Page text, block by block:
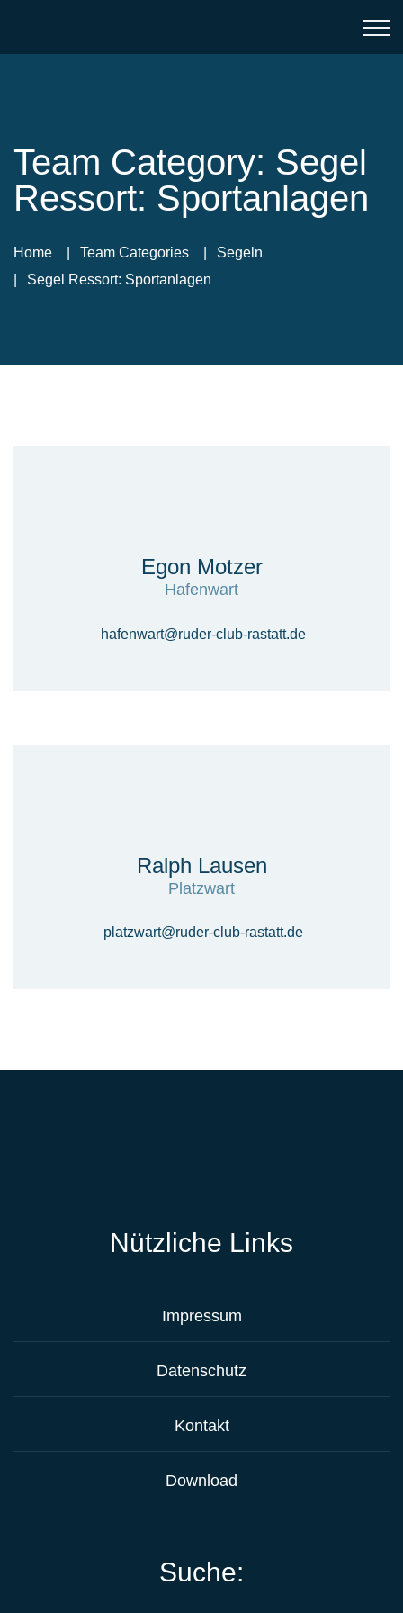
Team Category: Segel
Ressort: Sportanlagen
Home Team Categories
Segeln
Segel Ressort: Sportanlagen
Egon Motzer
Hafenwart
hafenwart@ruder-club-rastatt.de
Ralph Lausen
Platzwart
platzwart@ruder-club-rastatt.de
Nützliche Links
Impressum
Datenschutz
Kontakt
Download
Suche: